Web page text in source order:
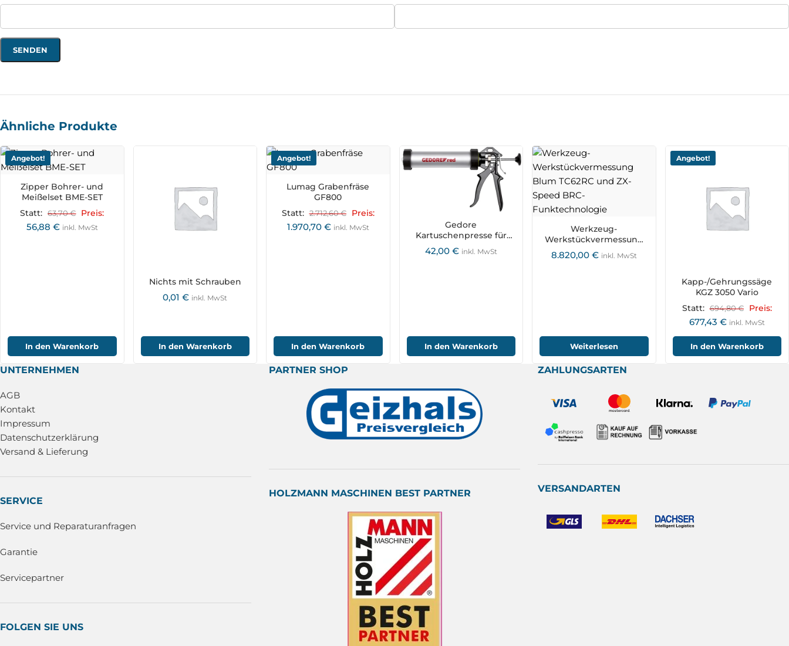
Ähnliche Produkte
Angebot!
Zipper Bohrer- und
Meißelset BME-SET
Statt: 63,70€ Preis:
56,88 € inkl. MwSt
In den Warenkorb
Nichts mit Schrauben
0,01€ inkl. MwSt
In den Warenkorb
Angebot!
Lumag Grabenfräse
GF800
Statt: 2.712,60€ Preis:
1.970,70 € inkl. MwSt
In den Warenkorb
Gedore
Kartuschenpresse für
Silikon
42,00 € inkl. MwSt
In den Warenkorb
Werkzeug-
Werkstückvermessung
Blum TC62RC und ZX-
Speed BRC-
8.820,00 € inkl. MwSt
Weiterlesen
Angebot!
Kapp-/Gehrungssäge
KGZ 3050 Vario
Statt: 694,80€ Preis:
677,43 € inkl. MwSt
In den Warenkorb
UNTERNEHMEN
AGB
Kontakt
Impressum
Datenschutzerklärung
Versand & Lieferung
SERVICE
Service und Reparaturanfragen
Garantie
Servicepartner
FOLGEN SIE UNS
PARTNER SHOP
HOLZMANN MASCHINEN BEST PARTNER
ZAHLUNGSARTEN
VERSANDARTEN